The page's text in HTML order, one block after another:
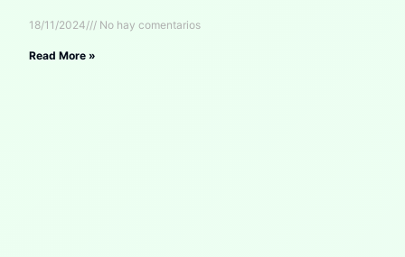
18/11/2024 No hay comentarios
Read More »